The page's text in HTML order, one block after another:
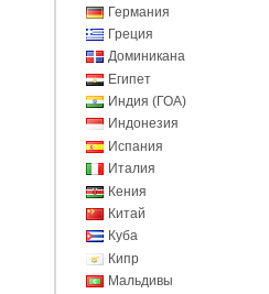
Германия
Греция
Доминикана
Египет
Индия (ГОА)
Индонезия
Испания
Италия
Кения
Китай
Куба
Кипр
Мальдивы